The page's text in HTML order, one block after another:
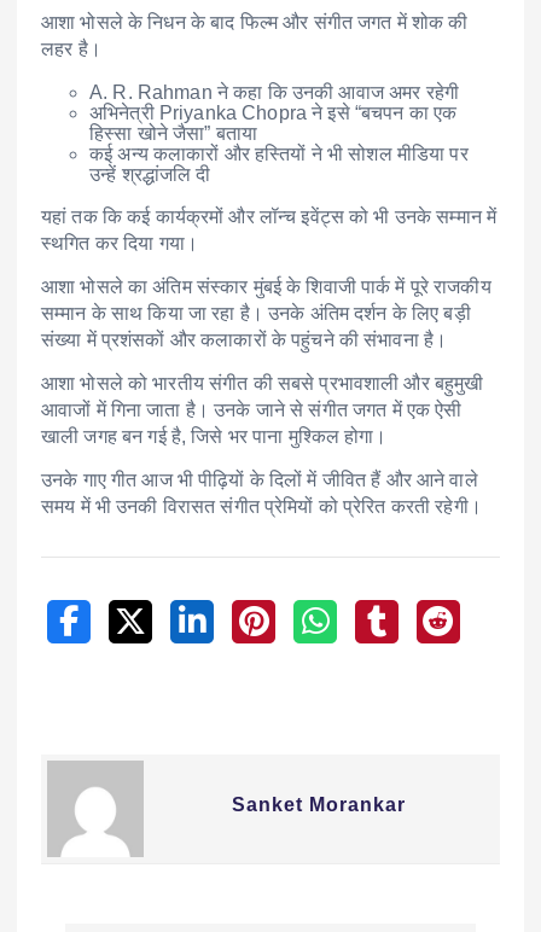
आशा भोसले के निधन के बाद फिल्म और संगीत जगत में शोक की
लहर है।
A. R. Rahman ने कहा कि उनकी आवाज अमर रहेगी
अभिनेत्री Priyanka Chopra ने इसे “बचपन का एक
हिस्सा खोने जैसा” बताया
कई अन्य कलाकारों और हस्तियों ने भी सोशल मीडिया पर
उन्हें श्रद्धांजलि दी
यहां तक कि कई कार्यक्रमों और लॉन्च इवेंट्स को भी उनके सम्मान में
स्थगित कर दिया गया।
आशा भोसले का अंतिम संस्कार मुंबई के शिवाजी पार्क में पूरे राजकीय
सम्मान के साथ किया जा रहा है। उनके अंतिम दर्शन के लिए बड़ी
संख्या में प्रशंसकों और कलाकारों के पहुंचने की संभावना है।
आशा भोसले को भारतीय संगीत की सबसे प्रभावशाली और बहुमुखी
आवाजों में गिना जाता है। उनके जाने से संगीत जगत में एक ऐसी
खाली जगह बन गई है, जिसे भर पाना मुश्किल होगा।
उनके गाए गीत आज भी पीढ़ियों के दिलों में जीवित हैं और आने वाले
समय में भी उनकी विरासत संगीत प्रेमियों को प्रेरित करती रहेगी।
Sanket Morankar